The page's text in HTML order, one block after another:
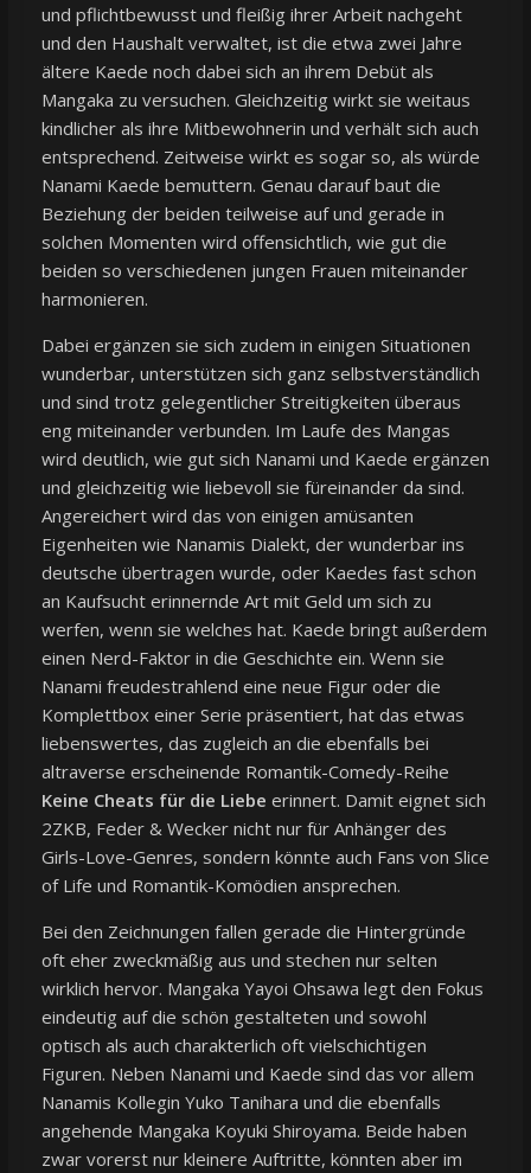
und pflichtbewusst und fleißig ihrer Arbeit nachgeht
und den Haushalt verwaltet, ist die etwa zwei Jahre
ältere Kaede noch dabei sich an ihrem Debüt als
Mangaka zu versuchen. Gleichzeitig wirkt sie weitaus
kindlicher als ihre Mitbewohnerin und verhält sich auch
entsprechend. Zeitweise wirkt es sogar so, als würde
Nanami Kaede bemuttern. Genau darauf baut die
Beziehung der beiden teilweise auf und gerade in
solchen Momenten wird offensichtlich, wie gut die
beiden so verschiedenen jungen Frauen miteinander
harmonieren.
Dabei ergänzen sie sich zudem in einigen Situationen
wunderbar, unterstützen sich ganz selbstverständlich
und sind trotz gelegentlicher Streitigkeiten überaus
eng miteinander verbunden. Im Laufe des Mangas
wird deutlich, wie gut sich Nanami und Kaede ergänzen
und gleichzeitig wie liebevoll sie füreinander da sind.
Angereichert wird das von einigen amüsanten
Eigenheiten wie Nanamis Dialekt, der wunderbar ins
deutsche übertragen wurde, oder Kaedes fast schon
an Kaufsucht erinnernde Art mit Geld um sich zu
werfen, wenn sie welches hat. Kaede bringt außerdem
einen Nerd-Faktor in die Geschichte ein. Wenn sie
Nanami freudestrahlend eine neue Figur oder die
Komplettbox einer Serie präsentiert, hat das etwas
liebenswertes, das zugleich an die ebenfalls bei
altraverse erscheinende Romantik-Comedy-Reihe
Keine Cheats für die Liebe erinnert. Damit eignet sich
2ZKB, Feder & Wecker nicht nur für Anhänger des
Girls-Love-Genres, sondern könnte auch Fans von Slice
of Life und Romantik-Komödien ansprechen.
Bei den Zeichnungen fallen gerade die Hintergründe
oft eher zweckmäßig aus und stechen nur selten
wirklich hervor. Mangaka Yayoi Ohsawa legt den Fokus
eindeutig auf die schön gestalteten und sowohl
optisch als auch charakterlich oft vielschichtigen
Figuren. Neben Nanami und Kaede sind das vor allem
Nanamis Kollegin Yuko Tanihara und die ebenfalls
angehende Mangaka Koyuki Shiroyama. Beide haben
zwar vorerst nur kleinere Auftritte, könnten aber im